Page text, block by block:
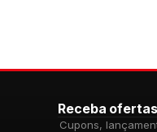
Receba
Cupons,